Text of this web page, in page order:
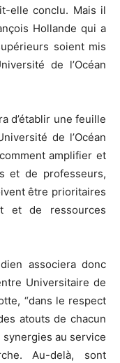
elle conclu. Mais il
Hollande qui a
soient mis
de l’Océan
d’établir une feuille
de l’Océan
amplifier et
et de professeurs,
être prioritaires
et de ressources
associera donc
Universitaire de
“dans le respect
atouts de chacun
au service
Au-delà, sont